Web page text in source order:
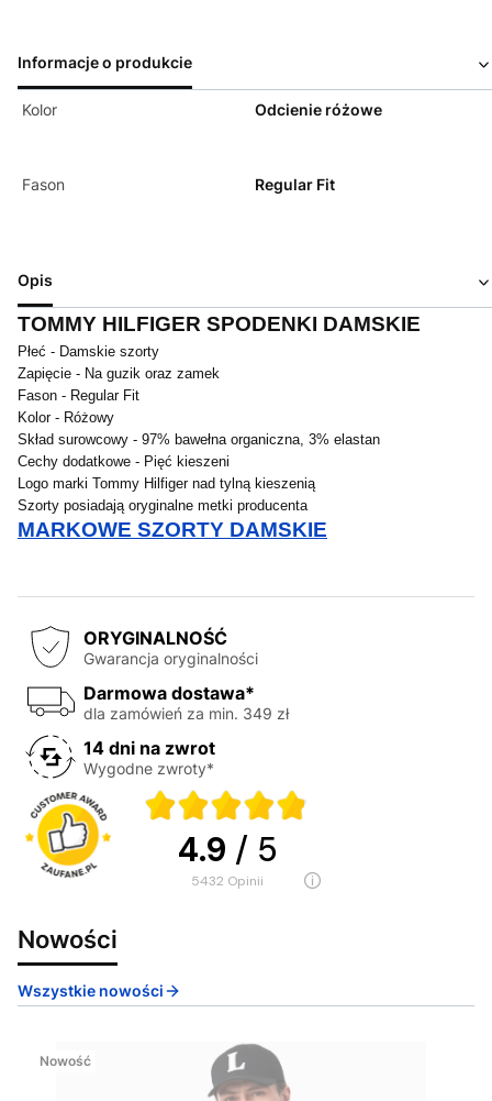
Informacje o produkcie
Kolor Odcienie różowe
Fason Regular Fit
Opis
TOMMY HILFIGER SPODENKI DAMSKIE
Płeć - Damskie szorty
Zapięcie - Na guzik oraz zamek
Fason - Regular Fit
Kolor - Różowy
Skład surowcowy - 97% bawełna organiczna, 3% elastan
Cechy dodatkowe - Pięć kieszeni
Logo marki Tommy Hilfiger nad tylną kieszenią
Szorty posiadają oryginalne metki producenta
MARKOWE SZORTY DAMSKIE
ORYGINALNOŚĆ
Gwarancja oryginalności
Darmowa dostawa*
dla zamówień za min. 349 zł
14 dni na zwrot
Wygodne zwroty*
4.9 / 5
5432 opinii
Nowości
Wszystkie nowości
Nowość